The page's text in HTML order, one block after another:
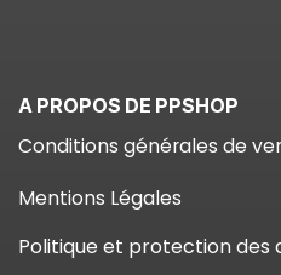
A PROPOS DE PPSHOP
Conditions générales de
Mentions Légales
Politique et protection des